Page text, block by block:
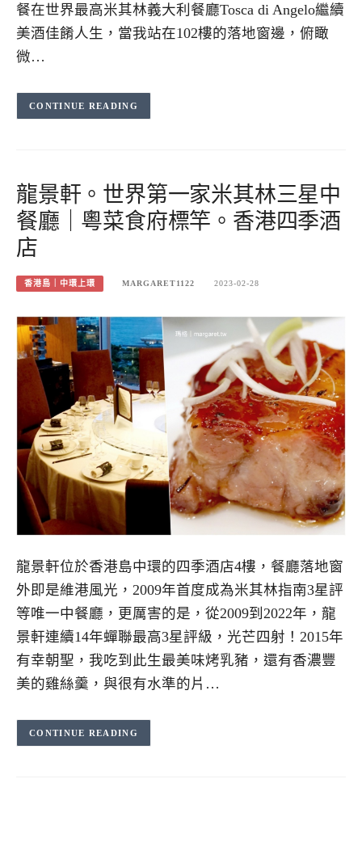
餐在世界最高米其林義大利餐廳Tosca di Angelo繼續
美酒佳餚人生，當我站在102樓的落地窗邊，俯瞰
微…
CONTINUE READING
龍景軒。世界第一家米其林三星中
餐廳｜粵菜食府標竿。香港四季酒
店
香港島｜中環上環 MARGARET1122 2023-02-28
龍景軒位於香港島中環的四季酒店4樓，餐廳落地窗
外即是維港風光，2009年首度成為米其林指南3星評
等唯一中餐廳，更厲害的是，從2009到2022年，龍
景軒連續14年蟬聯最高3星評級，光芒四射！2015年
有幸朝聖，我吃到此生最美味烤乳豬，還有香濃豐
美的雞絲羹，與很有水準的片…
CONTINUE READING